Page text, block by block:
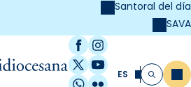
Santoral del día
SAVA
Facebook
Instagram
X / Twitter
YouTube
WhatsApp
FlickrES Buscar